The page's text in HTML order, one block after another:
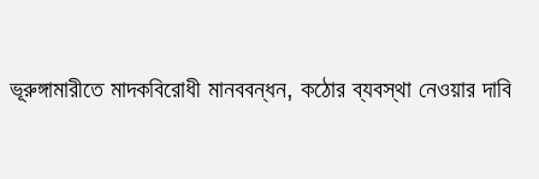
ভূরুঙ্গামারীতে মাদকবিরোধী মানববন্ধন, কঠোর ব্যবস্থা নেওয়ার দাবি